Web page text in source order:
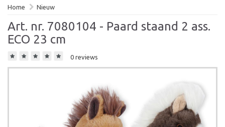
Home Nieuw
Art. nr. 7080104 - Paard staand 2 ass.
ECO 23 cm
0 reviews